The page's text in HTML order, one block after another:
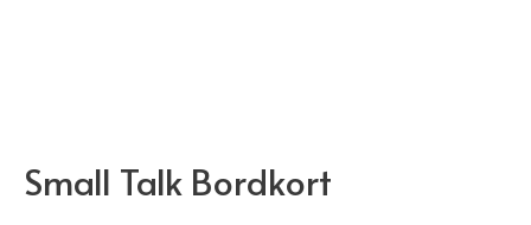
Small Talk Bordkort